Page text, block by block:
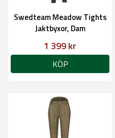
Swedteam Meadow Tights
Jaktbyxor, Dam
1 399 kr
KÖP